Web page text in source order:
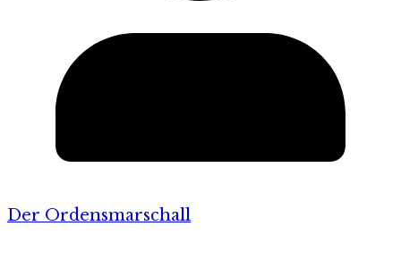
Der Ordensmarschall